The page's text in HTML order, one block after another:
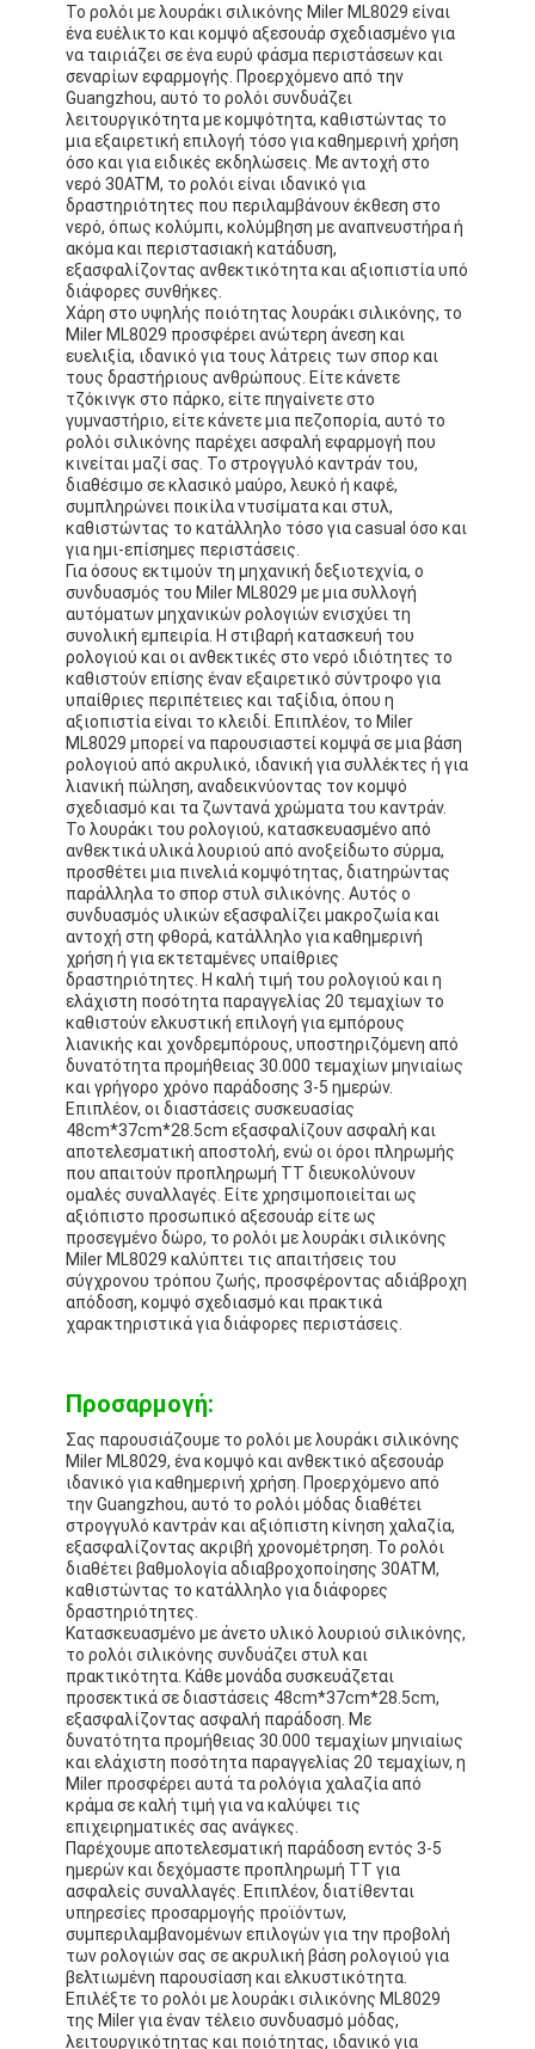
Το ρολόι με λουράκι σιλικόνης Miler ML8029 είναι
ένα ευέλικτο και κομψό αξεσουάρ σχεδιασμένο για
να ταιριάζει σε ένα ευρύ φάσμα περιστάσεων και
σεναρίων εφαρμογής. Προερχόμενο από την
Guangzhou, αυτό το ρολόι συνδυάζει
λειτουργικότητα με κομψότητα, καθιστώντας το
μια εξαιρετική επιλογή τόσο για καθημερινή χρήση
όσο και για ειδικές εκδηλώσεις. Με αντοχή στο
νερό 30ATM, το ρολόι είναι ιδανικό για
δραστηριότητες που περιλαμβάνουν έκθεση στο
νερό, όπως κολύμπι, κολύμβηση με αναπνευστήρα ή
ακόμα και περιστασιακή κατάδυση,
εξασφαλίζοντας ανθεκτικότητα και αξιοπιστία υπό
διάφορες συνθήκες.
Χάρη στο υψηλής ποιότητας λουράκι σιλικόνης, το
Miler ML8029 προσφέρει ανώτερη άνεση και
ευελιξία, ιδανικό για τους λάτρεις των σπορ και
τους δραστήριους ανθρώπους. Είτε κάνετε
τζόκινγκ στο πάρκο, είτε πηγαίνετε στο
γυμναστήριο, είτε κάνετε μια πεζοπορία, αυτό το
ρολόι σιλικόνης παρέχει ασφαλή εφαρμογή που
κινείται μαζί σας. Το στρογγυλό καντράν του,
διαθέσιμο σε κλασικό μαύρο, λευκό ή καφέ,
συμπληρώνει ποικίλα ντυσίματα και στυλ,
καθιστώντας το κατάλληλο τόσο για casual όσο και
για ημι-επίσημες περιστάσεις.
Για όσους εκτιμούν τη μηχανική δεξιοτεχνία, ο
συνδυασμός του Miler ML8029 με μια συλλογή
αυτόματων μηχανικών ρολογιών ενισχύει τη
συνολική εμπειρία. Η στιβαρή κατασκευή του
ρολογιού και οι ανθεκτικές στο νερό ιδιότητες το
καθιστούν επίσης έναν εξαιρετικό σύντροφο για
υπαίθριες περιπέτειες και ταξίδια, όπου η
αξιοπιστία είναι το κλειδί. Επιπλέον, το Miler
ML8029 μπορεί να παρουσιαστεί κομψά σε μια βάση
ρολογιού από ακρυλικό, ιδανική για συλλέκτες ή για
λιανική πώληση, αναδεικνύοντας τον κομψό
σχεδιασμό και τα ζωντανά χρώματα του καντράν.
Το λουράκι του ρολογιού, κατασκευασμένο από
ανθεκτικά υλικά λουριού από ανοξείδωτο σύρμα,
προσθέτει μια πινελιά κομψότητας, διατηρώντας
παράλληλα το σπορ στυλ σιλικόνης. Αυτός ο
συνδυασμός υλικών εξασφαλίζει μακροζωία και
αντοχή στη φθορά, κατάλληλο για καθημερινή
χρήση ή για εκτεταμένες υπαίθριες
δραστηριότητες. Η καλή τιμή του ρολογιού και η
ελάχιστη ποσότητα παραγγελίας 20 τεμαχίων το
καθιστούν ελκυστική επιλογή για εμπόρους
λιανικής και χονδρεμπόρους, υποστηριζόμενη από
δυνατότητα προμήθειας 30.000 τεμαχίων μηνιαίως
και γρήγορο χρόνο παράδοσης 3-5 ημερών.
Επιπλέον, οι διαστάσεις συσκευασίας
48cm*37cm*28.5cm εξασφαλίζουν ασφαλή και
αποτελεσματική αποστολή, ενώ οι όροι πληρωμής
που απαιτούν προπληρωμή TT διευκολύνουν
ομαλές συναλλαγές. Είτε χρησιμοποιείται ως
αξιόπιστο προσωπικό αξεσουάρ είτε ως
προσεγμένο δώρο, το ρολόι με λουράκι σιλικόνης
Miler ML8029 καλύπτει τις απαιτήσεις του
σύγχρονου τρόπου ζωής, προσφέροντας αδιάβροχη
απόδοση, κομψό σχεδιασμό και πρακτικά
χαρακτηριστικά για διάφορες περιστάσεις.
Προσαρμογή:
Σας παρουσιάζουμε το ρολόι με λουράκι σιλικόνης
Miler ML8029, ένα κομψό και ανθεκτικό αξεσουάρ
ιδανικό για καθημερινή χρήση. Προερχόμενο από
την Guangzhou, αυτό το ρολόι μόδας διαθέτει
στρογγυλό καντράν και αξιόπιστη κίνηση χαλαζία,
εξασφαλίζοντας ακριβή χρονομέτρηση. Το ρολόι
διαθέτει βαθμολογία αδιαβροχοποίησης 30ATM,
καθιστώντας το κατάλληλο για διάφορες
δραστηριότητες.
Κατασκευασμένο με άνετο υλικό λουριού σιλικόνης,
το ρολόι σιλικόνης συνδυάζει στυλ και
πρακτικότητα. Κάθε μονάδα συσκευάζεται
προσεκτικά σε διαστάσεις 48cm*37cm*28.5cm,
εξασφαλίζοντας ασφαλή παράδοση. Με
δυνατότητα προμήθειας 30.000 τεμαχίων μηνιαίως
και ελάχιστη ποσότητα παραγγελίας 20 τεμαχίων, η
Miler προσφέρει αυτά τα ρολόγια χαλαζία από
κράμα σε καλή τιμή για να καλύψει τις
επιχειρηματικές σας ανάγκες.
Παρέχουμε αποτελεσματική παράδοση εντός 3-5
ημερών και δεχόμαστε προπληρωμή TT για
ασφαλείς συναλλαγές. Επιπλέον, διατίθενται
υπηρεσίες προσαρμογής προϊόντων,
συμπεριλαμβανομένων επιλογών για την προβολή
των ρολογιών σας σε ακρυλική βάση ρολογιού για
βελτιωμένη παρουσίαση και ελκυστικότητα.
Επιλέξτε το ρολόι με λουράκι σιλικόνης ML8029
της Miler για έναν τέλειο συνδυασμό μόδας,
λειτουργικότητας και ποιότητας, ιδανικό για